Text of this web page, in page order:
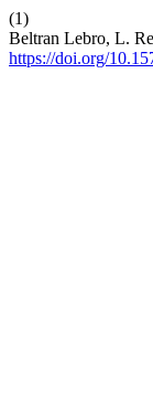
(1)
Beltran Lebro, L.
https://doi.org/